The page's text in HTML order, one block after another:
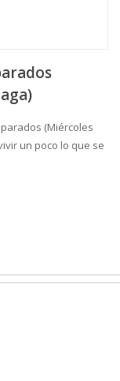
(Miércoles
un poco lo que se